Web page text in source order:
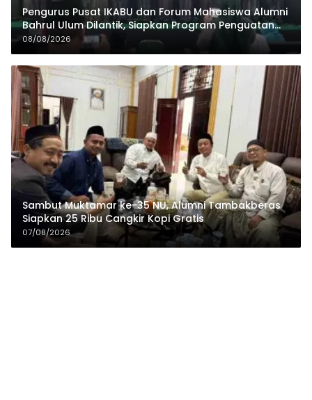
Pengurus Pusat IKABU dan Forum Mahasiswa Alumni
Bahrul Ulum Dilantik, Siapkan Program Penguatan
Organisasi dan Ekonomi
08/08/2026
Sambut Muktamar ke-35 NU, Alumni Tambakberas
Siapkan 25 Ribu Cangkir Kopi Gratis
07/08/2026